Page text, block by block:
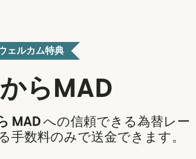
ェルカム特典
からMAD
MADへの信頼できる為替レー
手数料のみで送金できます。